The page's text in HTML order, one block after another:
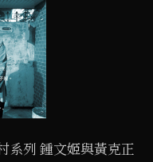
系列 鍾文姬與黃克正